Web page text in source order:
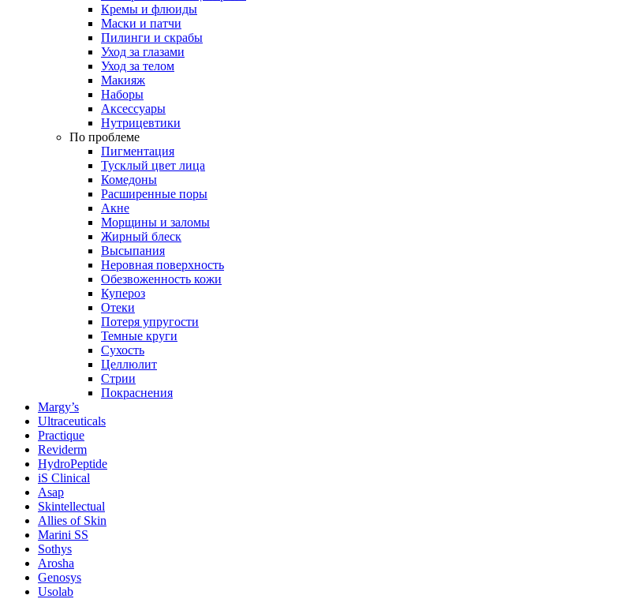
Кремы и флюиды
Маски и патчи
Пилинги и скрабы
Уход за глазами
Уход за телом
Макияж
Наборы
Аксессуары
Нутрицевтики
По проблеме
Пигментация
Тусклый цвет лица
Комедоны
Расширенные поры
Акне
Морщины и заломы
Жирный блеск
Высыпания
Неровная поверхность
Обезвоженность кожи
Купероз
Отеки
Потеря упругости
Темные круги
Сухость
Целлюлит
Стрии
Покраснения
Margy’s
Ultraceuticals
Practique
Reviderm
HydroPeptide
iS Clinical
Asap
Skintellectual
Allies of Skin
Marini SS
Sothys
Arosha
Genosys
Usolab